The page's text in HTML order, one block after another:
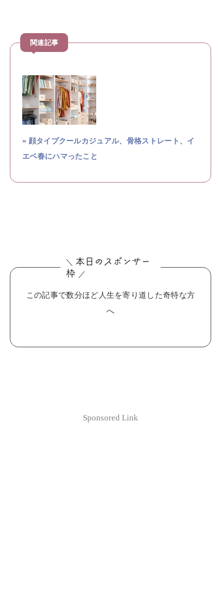
» 顔タイプクールカジュアル、骨格ストレート、イ
エベ春にハマったこと
＼ 本日の ス ポン サ ー
枠
／
この記事で数分ほど人生を寄り道した奇特な方
へ
Sponsored Link